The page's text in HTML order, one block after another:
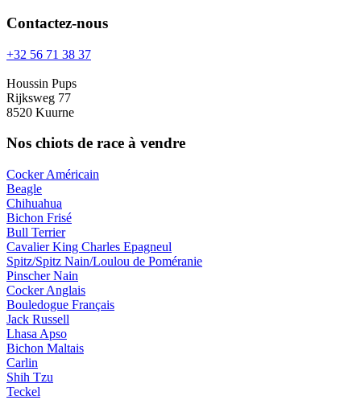
Contactez-nous
+32 56 71 38 37
Houssin Pups
Rijksweg 77
8520 Kuurne
Nos chiots de race à vendre
Cocker Américain
Beagle
Chihuahua
Bichon Frisé
Bull Terrier
Cavalier King Charles Epagneul
Spitz/Spitz Nain/Loulou de Poméranie
Pinscher Nain
Cocker Anglais
Bouledogue Français
Jack Russell
Lhasa Apso
Bichon Maltais
Carlin
Shih Tzu
Teckel